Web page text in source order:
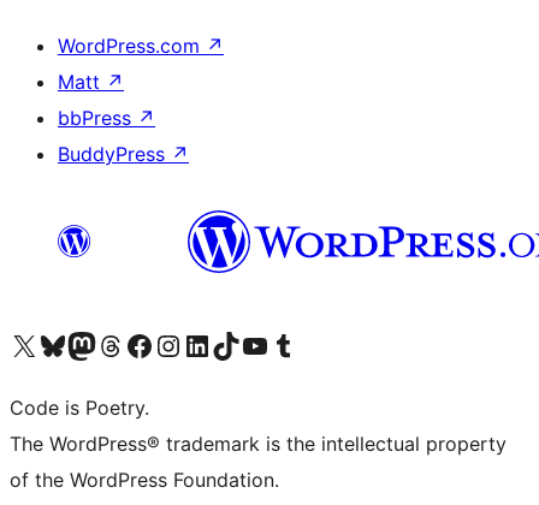
WordPress.com ↗
Matt ↗
bbPress ↗
BuddyPress ↗
Visita il nostro account X (ex Twitter)
Visita il nostro account Bluesky
Visita il nostro account Mastodon
Visita il nostro account Threads
Visita la nostra pagina Facebook
Visita il nostro account Instagram
Visita il nostro account LinkedIn
Visita il nostro account TikTok
Visita il nostro canale YouTube
Visita il nostro account Tumblr
Code is Poetry.
The WordPress® trademark is the intellectual property
of the WordPress Foundation.